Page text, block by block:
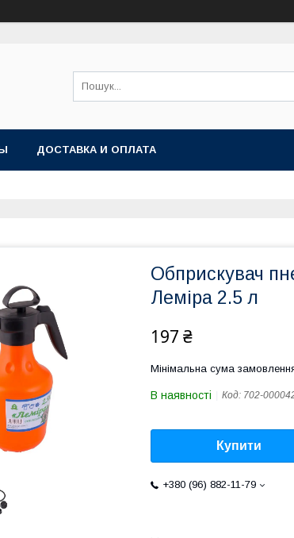
ДОСТАВКА И ОПЛАТА
Обприскувач
Леміра 2.5 л
197 ₴
Мінімальна сума
В наявності Код: 702-
Купити
+380 (96) 882-11-79